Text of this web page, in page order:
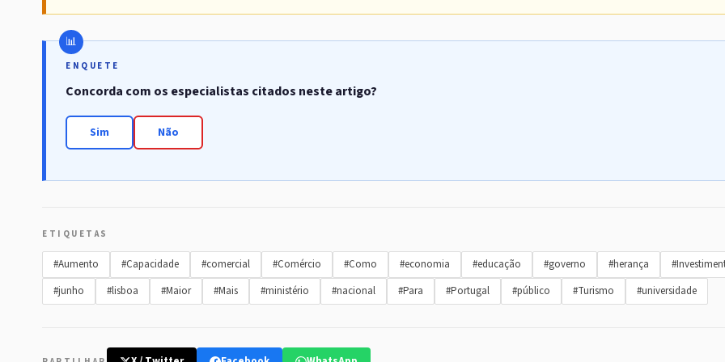
ENQUETE
Concorda com os especialistas citados neste artigo?
Sim Não
ETIQUETAS
#Aumento #Capacidade #comercial #Comércio #Como #economia #educação #governo #herança
#junho
#lisboa #Maior #Mais #ministério #nacional #Para #Portugal #público #Turismo #universidade